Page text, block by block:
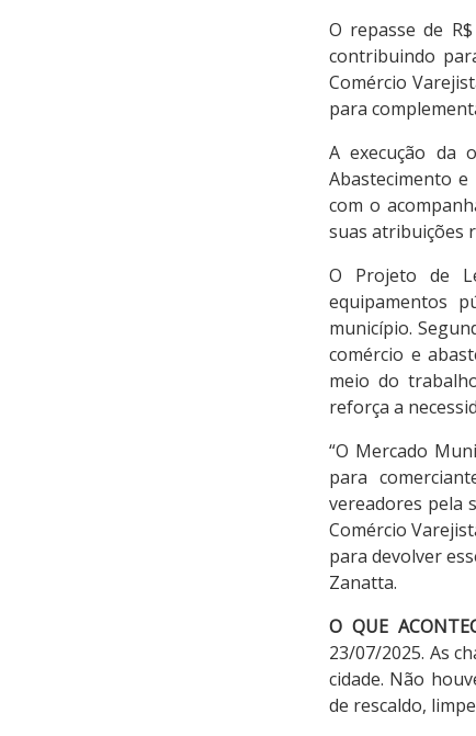
O repasse de
contribuindo
Comércio
para
A execução da
Abastecimento
com o
suas atribuições
O Projeto de
equipamentos
município.
comércio e
meio do
reforça a
“O Mercado
para
vereadores pela
Comércio
para devolver
Zanatta.
O QUE
23/07/2025. As
cidade. Não
de rescaldo,